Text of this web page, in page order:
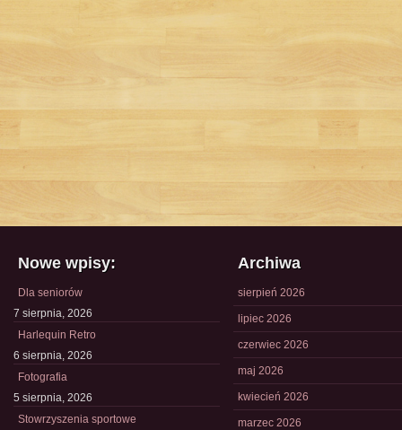
Nowe wpisy:
Dla seniorów
7 sierpnia, 2026
Harlequin Retro
6 sierpnia, 2026
Fotografia
5 sierpnia, 2026
Stowrzyszenia sportowe
Archiwa
sierpień 2026
lipiec 2026
czerwiec 2026
maj 2026
kwiecień 2026
marzec 2026